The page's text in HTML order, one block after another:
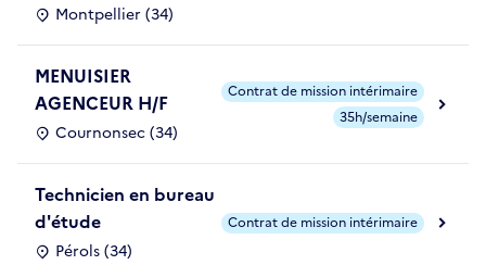
Montpellier (34)
MENUISIER
AGENCEUR H/F
Cournonsec (34)
Contrat de mission intérimaire
35h/semaine
Technicien en bureau
d'étude
Pérols (34)
Contrat de mission intérimaire